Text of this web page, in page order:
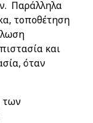
Παράλληλα
τοποθέτηση
και
όταν
των